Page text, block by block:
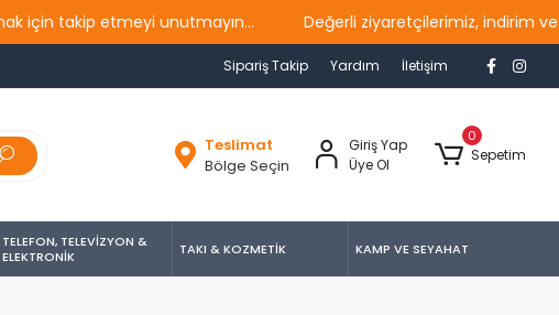
takip etmeyi unutmayın... Değerli ziyaretçilerimiz, indirim ve
Sipariş Takip Yardım İletişim
Teslimat
Bölge Seçin
Giriş Yap
Üye Ol
0
Sepetim
TELEFON, TELEVİZYON &
ELEKTRONİK
TAKI & KOZMETİK KAMP VE SEYAHAT